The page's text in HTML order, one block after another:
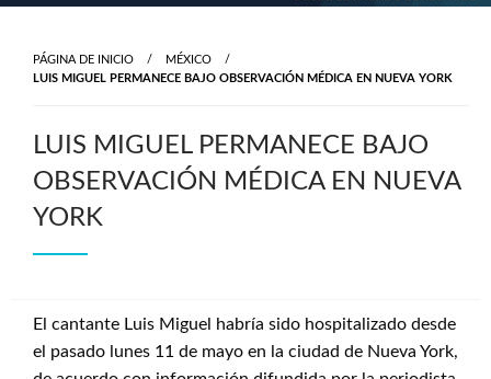
PÁGINA DE INICIO
MÉXICO
LUIS MIGUEL PERMANECE BAJO OBSERVACIÓN MÉDICA EN NUEVA YORK
LUIS MIGUEL PERMANECE BAJO
OBSERVACIÓN MÉDICA EN NUEVA
YORK
El cantante Luis Miguel habría sido hospitalizado desde
el pasado lunes 11 de mayo en la ciudad de Nueva York,